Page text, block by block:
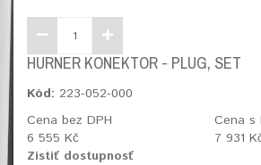
HURNER KONEKTOR - PLUG, SET
Kód: 223-052-000
Cena bez DPH
6 555 Kč
Cena s
7 931
Zistiť dostupnosť